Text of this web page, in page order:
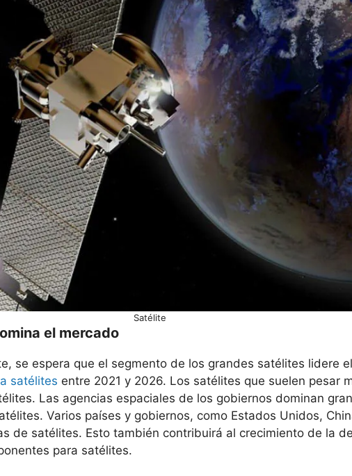
Satélite
el mercado
se espera que el segmento de los grandes satélites lidere
satélites entre 2021 y 2026. Los satélites que suelen pesar
Las agencias espaciales de los gobiernos dominan
Varios países y gobiernos, como Estados Unidos,
de satélites. Esto también contribuirá al crecimiento de la
para satélites.